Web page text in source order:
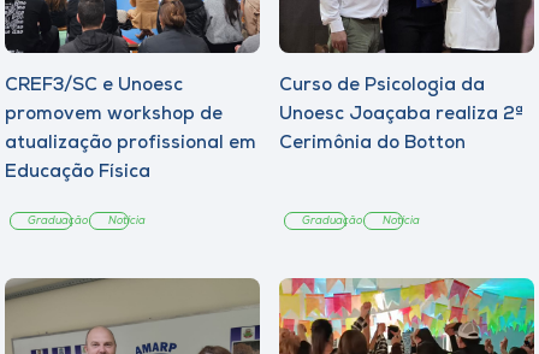
CREF3/SC e Unoesc
promovem workshop de
atualização profissional em
Educação Física
Graduação Notícia
Curso de Psicologia da
Unoesc Joaçaba realiza 2ª
Cerimônia do Botton
Graduação Notícia